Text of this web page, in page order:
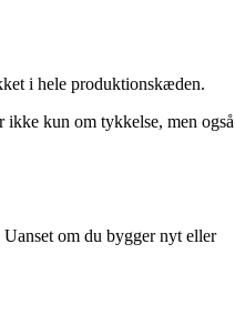
i hele produktionskæden.
ikke kun om tykkelse, men også
om du bygger nyt eller